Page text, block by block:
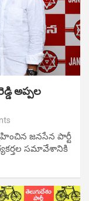
అప్పల
జనసేన పార్టీ
సమావేశానికి